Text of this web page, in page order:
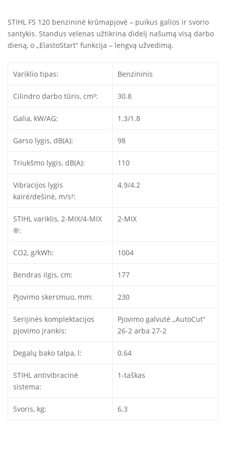
STIHL FS 120 benzininė krūmapjovė – puikus galios ir svorio
santykis. Standus velenas užtikrina didelį našumą visą darbo
dieną, o „ElastoStart“ funkcija – lengvą užvedimą.
Variklio tipas: Benzininis
Cilindro darbo tūris, cm³: 30.8
Galia, kW/AG: 1.3/1.8
Garso lygis, dB(A): 98
Triukšmo lygis, dB(A): 110
Vibracijos lygis
kairė/dešinė, m/s²:
4.9/4.2
STIHL variklis, 2-MIX/4-MIX
®:
2-MIX
CO2, g/kWh: 1004
Bendras ilgis, cm: 177
Pjovimo skersmuo, mm: 230
Serijinės komplektacijos
pjovimo įrankis:
Pjovimo galvutė „AutoCut“
26-2 arba 27-2
Degalų bako talpa, l: 0.64
STIHL antivibracinė
sistema:
1-taškas
Svoris, kg: 6.3